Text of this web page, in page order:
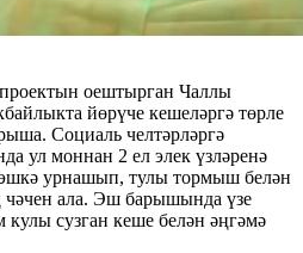
оештырган Чаллы
йөрүче кешеләргә төрле
Социаль челтәрләргә
ул моннан 2 ел элек үзләренә
эшкә урнашып, тулы тормыш белән
ала. Эш барышында үзе
кулы сузган кеше белән әңгәмә